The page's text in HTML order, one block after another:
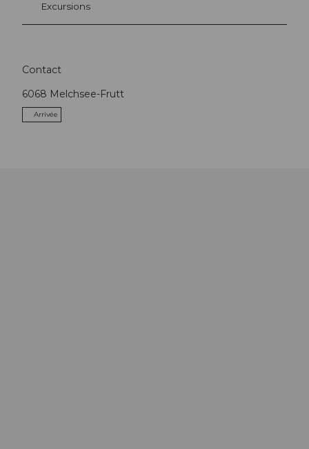
Excursions
Contact
6068 Melchsee-Frutt
Arrivée